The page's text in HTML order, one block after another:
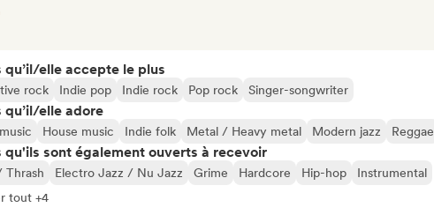
qu’il/elle accepte le plus
rock Indie pop Indie rock Pop rock Singer-songwriter
qu’il/elle adore
House music Indie folk Metal / Heavy metal Modern jazz Reggae
qu'ils sont également ouverts à recevoir
Thrash Electro Jazz / Nu Jazz Grime Hardcore Hip-hop
Instrumental
tout +4